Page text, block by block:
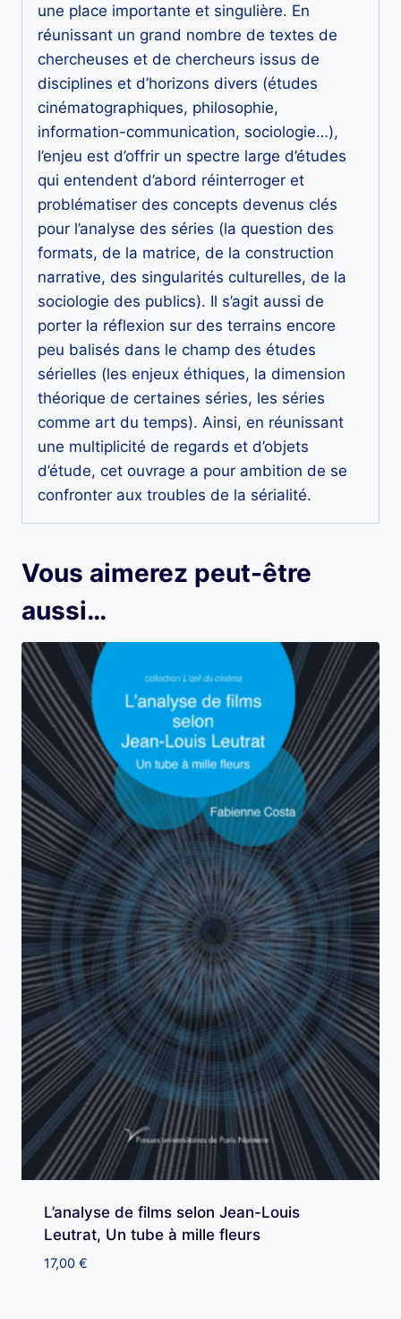
une place importante et singulière. En
réunissant un grand nombre de textes de
chercheuses et de chercheurs issus de
disciplines et d’horizons divers (études
cinématographiques, philosophie,
information-communication, sociologie…),
l’enjeu est d’offrir un spectre large d’études
qui entendent d’abord réinterroger et
problématiser des concepts devenus clés
pour l’analyse des séries (la question des
formats, de la matrice, de la construction
narrative, des singularités culturelles, de la
sociologie des publics). Il s’agit aussi de
porter la réflexion sur des terrains encore
peu balisés dans le champ des études
sérielles (les enjeux éthiques, la dimension
théorique de certaines séries, les séries
comme art du temps). Ainsi, en réunissant
une multiplicité de regards et d’objets
d’étude, cet ouvrage a pour ambition de se
confronter aux troubles de la sérialité.
Vous aimerez peut-être
aussi…
L’analyse de films selon Jean-Louis
Leutrat, Un tube à mille fleurs
17,00 €